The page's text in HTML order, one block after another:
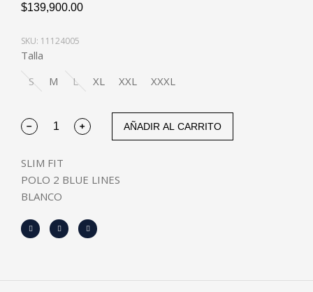
$139,900.00
SKU: 11124005
Talla
S
M L XL XXL XXXL
AÑADIR AL CARRITO
SLIM FIT
POLO 2 BLUE LINES
BLANCO